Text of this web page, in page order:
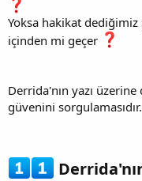
Yoksa hakikat
içinden mi geçer
Derrida'nın yazı
güvenini sorgulamasıdır.